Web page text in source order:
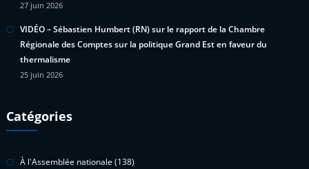
27 juin 2026
VIDÉO – Sébastien Humbert (RN) sur le rapport de la Chambre
Régionale des Comptes sur la politique Grand Est en faveur du
thermalisme
25 juin 2026
Catégories
À l'Assemblée nationale (138)